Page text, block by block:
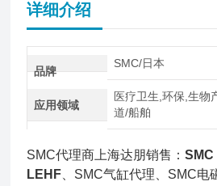
详细介绍
品牌
SMC/日本
应用领域
医疗卫生,环保,生物
道/船舶
SMC代理商上海达朋销售：SMC
LEHF 、SMC气缸代理、SMC